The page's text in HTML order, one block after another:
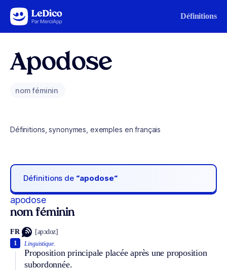
Aller au contenu Définitions
Apodose
nom féminin
Définitions, synonymes, exemples en français
Définitions de “apodose“
apodose
nom féminin
FR [apɔdoz]
Linguistique.
Proposition principale placée après une proposition
subordonnée.
1